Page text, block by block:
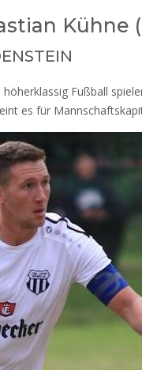
Kühne
Fußball
es für